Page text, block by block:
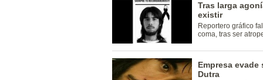
Tras larga
existir
Reportero gráfico
coma, tras ser
Empresa
Dutra